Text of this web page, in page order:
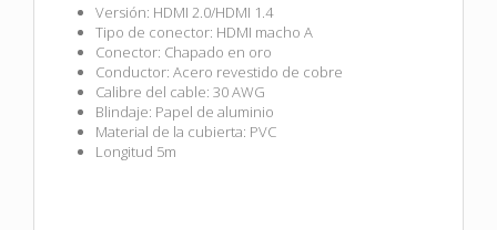
Versión: HDMI 2.0/HDMI 1.4
Tipo de conector: HDMI macho A
Conector: Chapado en oro
Conductor: Acero revestido de cobre
Calibre del cable: 30 AWG
Blindaje: Papel de aluminio
Material de la cubierta: PVC
Longitud 5m